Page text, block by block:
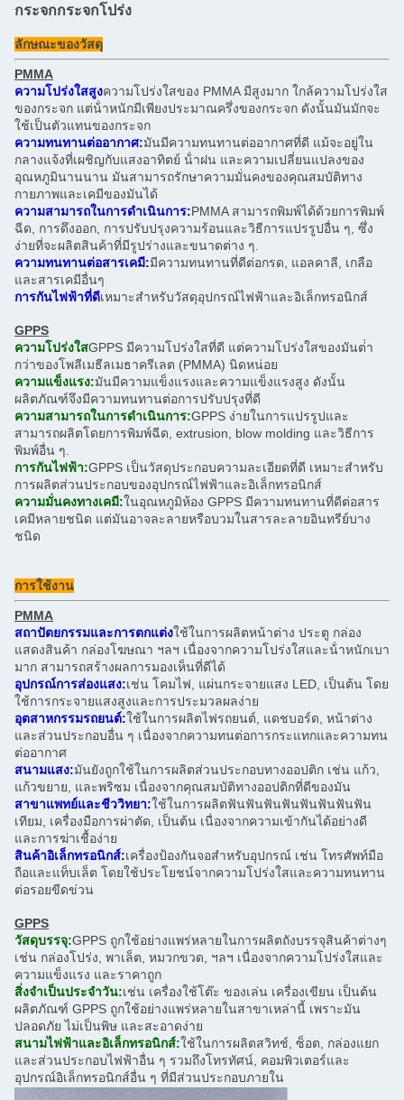
กระจกกระจกโปร่ง
ลักษณะของวัสดุ
PMMA
ความโปร่งใสสูงความโปร่งใสของ PMMA มีสูงมาก ใกล้ความโปร่งใส
ของกระจก แต่น้ําหนักมีเพียงประมาณครึ่งของกระจก ดังนั้นมันมักจะ
ใช้เป็นตัวแทนของกระจก
ความทนทานต่ออากาศ:มันมีความทนทานต่ออากาศที่ดี แม้จะอยู่ใน
กลางแจ้งที่เผชิญกับแสงอาทิตย์ น้ําฝน และความเปลี่ยนแปลงของ
อุณหภูมินานนาน มันสามารถรักษาความมั่นคงของคุณสมบัติทาง
กายภาพและเคมีของมันได้
ความสามารถในการดําเนินการ:PMMA สามารถพิมพ์ได้ด้วยการพิมพ์
ฉีด, การดึงออก, การปรับปรุงความร้อนและวิธีการแปรรูปอื่น ๆ, ซึ่ง
ง่ายที่จะผลิตสินค้าที่มีรูปร่างและขนาดต่าง ๆ.
ความทนทานต่อสารเคมี:มีความทนทานที่ดีต่อกรด, แอลคาลี, เกลือ
และสารเคมีอื่นๆ
การกันไฟฟ้าที่ดีเหมาะสําหรับวัสดุอุปกรณ์ไฟฟ้าและอิเล็กทรอนิกส์
GPPS
ความโปร่งใสGPPS มีความโปร่งใสที่ดี แต่ความโปร่งใสของมันต่ํา
กว่าของโพลีเมธีลเมธาครีเลต (PMMA) นิดหน่อย
ความแข็งแรง:มันมีความแข็งแรงและความแข็งแรงสูง ดังนั้น
ผลิตภัณฑ์จึงมีความทนทานต่อการปรับปรุงที่ดี
ความสามารถในการดําเนินการ:GPPS ง่ายในการแปรรูปและ
สามารถผลิตโดยการพิมพ์ฉีด, extrusion, blow molding และวิธีการ
พิมพ์อื่น ๆ.
การกันไฟฟ้า:GPPS เป็นวัสดุประกอบความละเอียดที่ดี เหมาะสําหรับ
การผลิตส่วนประกอบของอุปกรณ์ไฟฟ้าและอิเล็กทรอนิกส์
ความมั่นคงทางเคมี:ในอุณหภูมิห้อง GPPS มีความทนทานที่ดีต่อสาร
เคมีหลายชนิด แต่มันอาจละลายหรือบวมในสารละลายอินทรีย์บาง
ชนิด
การใช้งาน
PMMA
สถาปัตยกรรมและการตกแต่งใช้ในการผลิตหน้าต่าง ประตู กล่อง
แสดงสินค้า กล่องโฆษณา ฯลฯ เนื่องจากความโปร่งใสและน้ําหนักเบา
มาก สามารถสร้างผลการมองเห็นที่ดีได้
อุปกรณ์การส่องแสง:เช่น โคมไฟ, แผ่นกระจายแสง LED, เป็นต้น โดย
ใช้การกระจายแสงสูงและการประมวลผลง่าย
อุตสาหกรรมรถยนต์:ใช้ในการผลิตไฟรถยนต์, แดชบอร์ด, หน้าต่าง
และส่วนประกอบอื่น ๆ เนื่องจากความทนต่อการกระแทกและความทน
ต่ออากาศ
สนามแสง:มันยังถูกใช้ในการผลิตส่วนประกอบทางออปติก เช่น แก้ว,
แก้วขยาย, และพริซม เนื่องจากคุณสมบัติทางออปติกที่ดีของมัน
สาขาแพทย์และชีววิทยา:ใช้ในการผลิตฟันฟันฟันฟันฟันฟันฟันฟัน
เทียม, เครื่องมือการผ่าตัด, เป็นต้น เนื่องจากความเข้ากันได้อย่างดี
และการฆ่าเชื้อง่าย
สินค้าอิเล็กทรอนิกส์:เครื่องป้องกันจอสําหรับอุปกรณ์ เช่น โทรศัพท์มือ
ถือและแท็บเล็ต โดยใช้ประโยชน์จากความโปร่งใสและความทนทาน
ต่อรอยขีดข่วน
GPPS
วัสดุบรรจุ:GPPS ถูกใช้อย่างแพร่หลายในการผลิตถังบรรจุสินค้าต่างๆ
เช่น กล่องโปร่ง, พาเล็ต, หมวกขวด, ฯลฯ เนื่องจากความโปร่งใสและ
ความแข็งแรง และราคาถูก
สิ่งจําเป็นประจําวัน:เช่น เครื่องใช้โต๊ะ ของเล่น เครื่องเขียน เป็นต้น
ผลิตภัณฑ์ GPPS ถูกใช้อย่างแพร่หลายในสาขาเหล่านี้ เพราะมัน
ปลอดภัย ไม่เป็นพิษ และสะอาดง่าย
สนามไฟฟ้าและอิเล็กทรอนิกส์:ใช้ในการผลิตสวิทช์, ซ็อต, กล่องแยก
และส่วนประกอบไฟฟ้าอื่น ๆ รวมถึงโทรทัศน์, คอมพิวเตอร์และ
อุปกรณ์อิเล็กทรอนิกส์อื่น ๆ ที่มีส่วนประกอบภายใน